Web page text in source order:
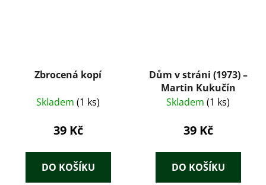
Zbrocená kopí
Skladem (1 ks)
39 Kč
DO KOŠÍKU
Dům v stráni (1973) –
Martin Kukučín
Skladem (1 ks)
39 Kč
DO KOŠÍKU